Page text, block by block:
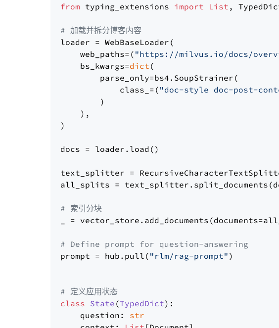
from typing_extensions import List ,
# 加载并拆分博客内容
loader = WebBaseLoader(
    web_paths=(
"https://milvus.io/docs/
    bs_kwargs=
dict (
        parse_only=bs4.SoupStrainer(
            class_=(
"doc-style doc-post-
        )
    ),
)
docs = loader.load()
text_splitter =
all_splits =
# 索引分块
_ =
# Define prompt for question-answering
prompt = hub.pull( "rlm/rag-prompt" )
# 定义应用状态
class State (TypedDict):
    question:
str